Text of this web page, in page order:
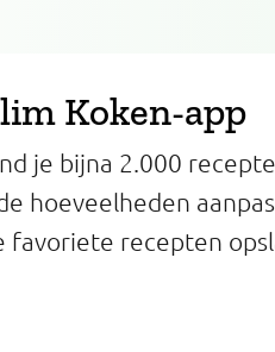
Koken-app
je bijna 2.000
hoeveelheden
recepten